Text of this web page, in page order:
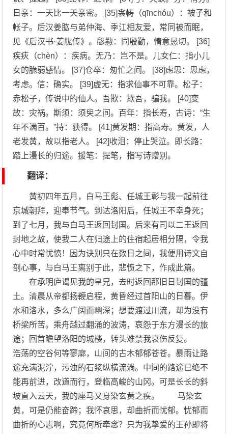
日亲：一天比一天亲密。 [35]衾帱（qīnchóu）：被子和
帐子。后汉姜肱与弟仲海、季江相友爱，常同被而眠，
见《后汉书·姜肱传》。慇懃：同殷勤，情意恳切。 [36]
疾疢（chèn）：疾病。无乃：岂不是。儿女仁：指小儿
女的脆弱感情。 [37]仓卒：匆忙之间。 [38]虑思：思虑，
考虑。信：确实。 [39]虚无：指求仙事不可靠。松子：
赤松子，传说中的仙人。吾欺：欺吾，骗我。 [40]变
故：灾祸。斯须：须臾之间。百年：指长寿，古诗：“生
年不满百。”持：获得。 [41]黄发期：指高寿。黄发，人
老发黄，故以指老人。 [42]收泪：停止哭泣。即长路：
踏上漫长的归途。援笔：提笔，指写诗赠别。
翻译：
黄初四年五月，白马王彪、任城王彰与我一起前往
京城朝拜，迎奉节气。到达洛阳后，任城王不幸身死；
到了七月，我与白马王返回封国。后来有司以二王返回
封地之故，使我二人在归途上的住宿起居相分隔，令我
心中时常忧愤！因为诀别只在数日之间，我便用诗文自
剖心事，与白马王离别于此，悲愤之下，作成此篇。
在承明庐谒见我的皇兄，去时返回那旧日封国的疆
土。清晨从帝都扬鞭启程，黄昏经过首阳山的日暮。伊
水和洛水，多么广阔而幽深；想要渡过川流，却为没有
桥梁所苦。乘舟越过翻涌的波涛，哀怨于东方漫长的旅
途；回首瞻望洛阳的城楼，转头难禁我哀伤反复。
浩荡的空谷何等寥廓，山间的古木郁郁苍苍。暴雨让路
途充满泥泞，污浊的石浆纵横流淌。中间的路途已绝不
能再前进，改道而行，登临高峻的山冈。可是长长的斜
坡直入云天，我的座马又身染玄黄之疾。 马染玄
黄，可是仍能奋蹄；我怀哀思，却曲折而忧郁。忧郁而
曲折的心志啊，究竟何所牵念？只为我挚爱的王孙即将